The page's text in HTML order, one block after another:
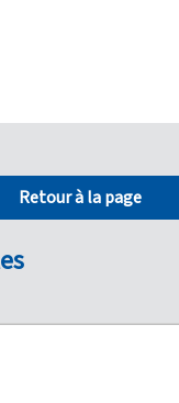
Retour à la page